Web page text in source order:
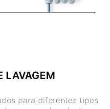
LAVAGEM
para diferentes tipos